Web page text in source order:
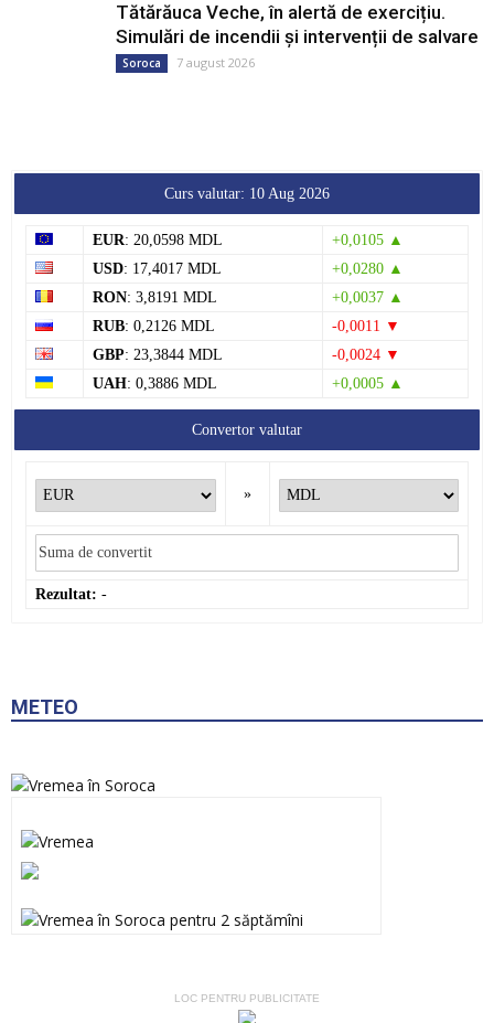
Tătărăuca Veche, în alertă de exercițiu.
Simulări de incendii și intervenții de salvare
Soroca 7 august 2026
Curs valutar: 10 Aug 2026
EUR: 20,0598 MDL
+0,0105 ▲
USD: 17,4017 MDL
+0,0280 ▲
RON: 3,8191 MDL
+0,0037 ▲
RUB: 0,2126 MDL
-0,0011 ▼
GBP: 23,3844 MDL
-0,0024 ▼
UAH: 0,3886 MDL +0,0005 ▲
Convertor valutar
»
Rezultat: -
METEO
LOC PENTRU PUBLICITATE